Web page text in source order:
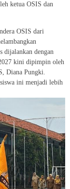
ketua OSIS dan
OSIS dari
dijalankan dengan
kini dipimpin oleh
Diana Pungki.
ini menjadi lebih